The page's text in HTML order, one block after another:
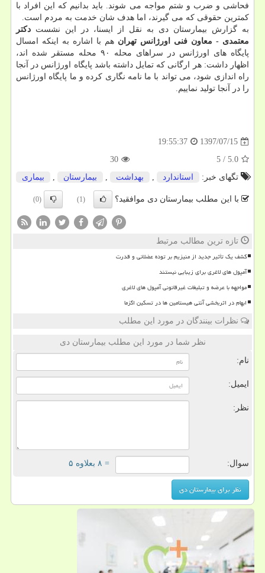
فحاشی و ضرب و شتم مواجه می شوند. باید بدانیم كه این افراد با
كمترین حقوقی كه می گیرند، اما هدف شان خدمت به مردم است.
به گزارش بیمارستان دی به نقل از ایسنا، در این نشست دكتر
معتمدی - معاون فنی اورژانس تهران هم با اشاره به اینكه امسال
پایگاه های اورژانس در سراهای محله ۹۰ محله مستقر شده اند،
اظهار داشت: هر ارگانی كه تمایل داشته باشد پایگاه اورژانس در آنجا
راه اندازی شود، می تواند با ما نامه نگاری كرده و ما پایگاه اورژانس
را در آنجا تولید نماییم.
1397/07/15
19:55:37
5.0
/
5
30
تگهای خبر:
استاندارد , بهداشت , بیمارستان , بیماری
با این مطلب بیمارستان دی موافقید؟ (1)
(0)
تازه ترین مطالب مرتبط
کشف یک تأثیر جدید از منیزیم بر توده عضلانی و قدرت
آمپول های لاغری برای زیبایی نیستند
مواجهه با عرضه و تبلیغات غیرقانونی آمپول های لاغری
ابهام در اثربخشی آنتی هیستامین ها در تسکین اگزما
نظرات بینندگان در مورد این مطلب
نظر شما در مورد این مطلب بیمارستان دی
نام:
ایمیل:
نظر:
سوال: = ۸ بعلاوه ۵